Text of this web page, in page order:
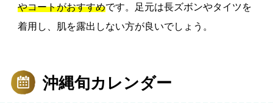
やコートがおすすめです。足元は長ズボンやタイツを
着用し、肌を露出しない方が良いでしょう。
沖縄旬カレンダー